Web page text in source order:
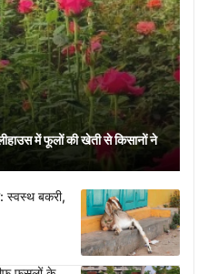
में फूलों की खेती से किसानों ने
स्वस्थ बकरी,